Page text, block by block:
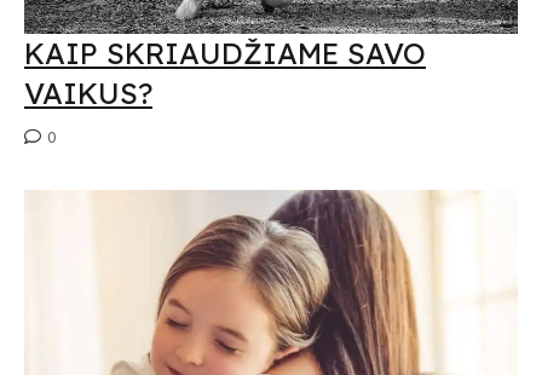
KAIP SKRIAUDŽIAME SAVO
VAIKUS?
0